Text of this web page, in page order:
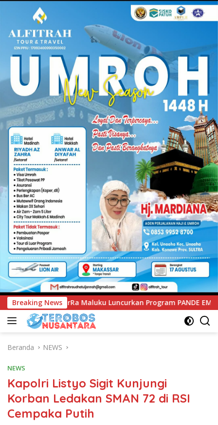
Breaking News
Program PANDE EMAS untuk Perkuat Pemberdayaan
Beranda NEWS
NEWS
Kapolri Listyo Sigit Kunjungi
Korban Ledakan SMAN 72 di RSI
Cempaka Putih